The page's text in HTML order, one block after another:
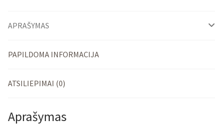
APRAŠYMAS
PAPILDOMA INFORMACIJA
ATSILIEPIMAI (0)
Aprašymas